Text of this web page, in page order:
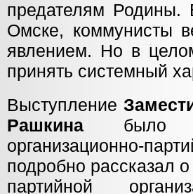
предателям Родины.
Омске, коммунисты
явлением. Но в
принять системный
Выступление
Рашкина было
организационно-
подробно рассказал
партийной